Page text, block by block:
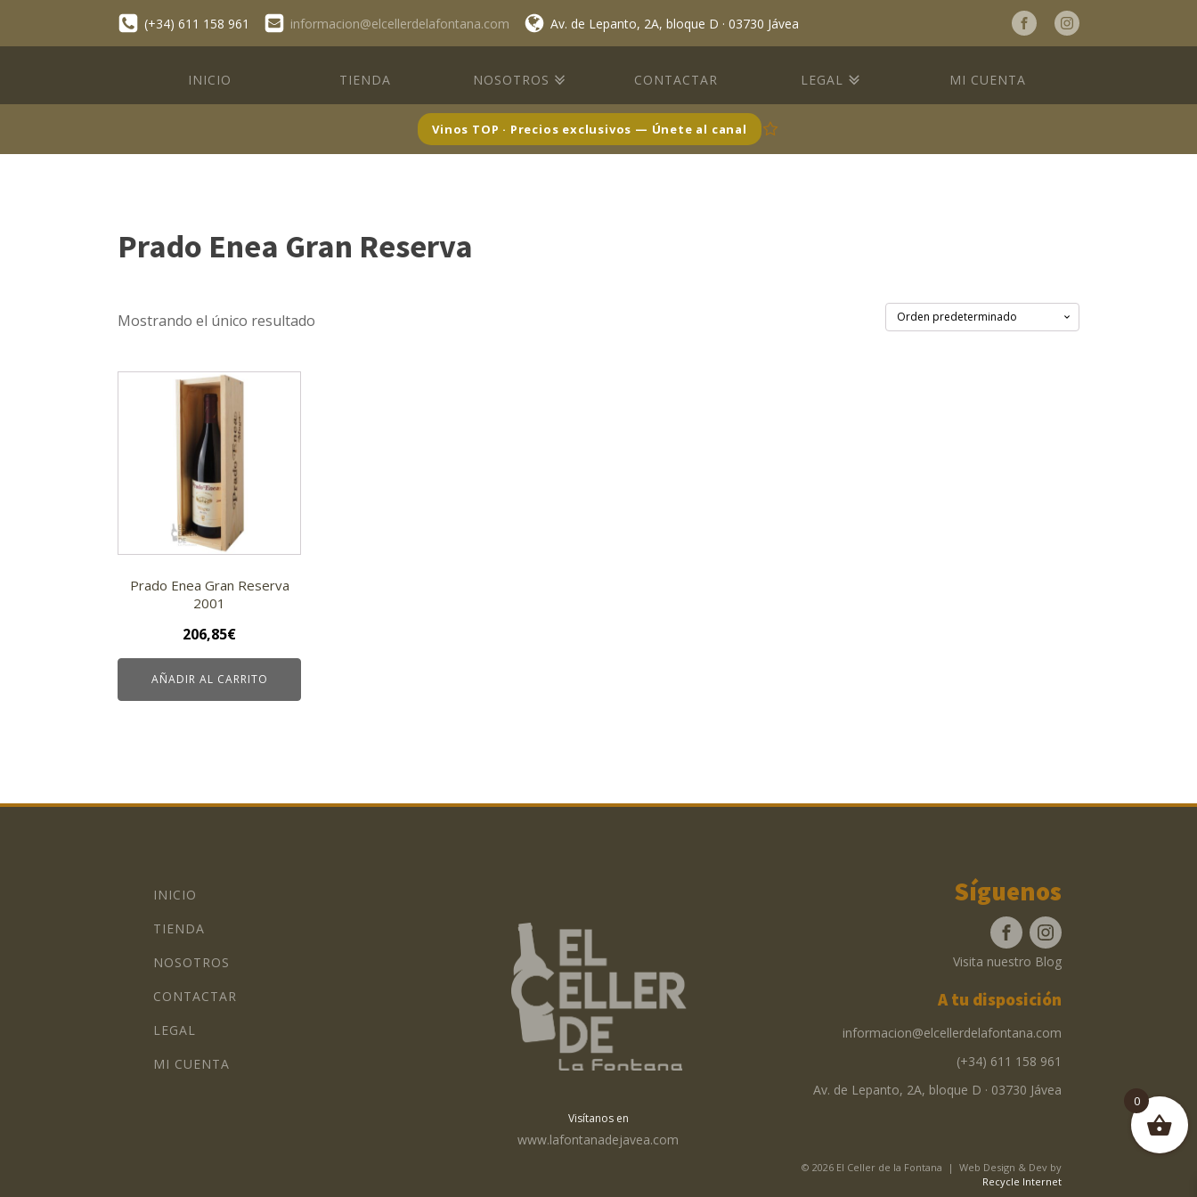
(+34) 611 158 961 informacion@elcellerdelafontana.com Av. de Lepanto, 2A, bloque D · 03730 Jávea
INICIO TIENDA NOSOTROS CONTACTAR LEGAL MI CUENTA
Vinos TOP · Precios exclusivos — Únete al canal
Prado Enea Gran Reserva
Mostrando el único resultado
Prado Enea Gran Reserva
2001
206,85€
AÑADIR AL CARRITO
INICIO
TIENDA
NOSOTROS
CONTACTAR
LEGAL
MI CUENTA
Visítanos en
www.lafontanadejavea.com
Síguenos
Visita nuestro Blog
A tu disposición
informacion@elcellerdelafontana.com
(+34) 611 158 961
Av. de Lepanto, 2A, bloque D · 03730 Jávea
© 2026 El Celler de la Fontana | Web Design & Dev by
Recycle Internet
0